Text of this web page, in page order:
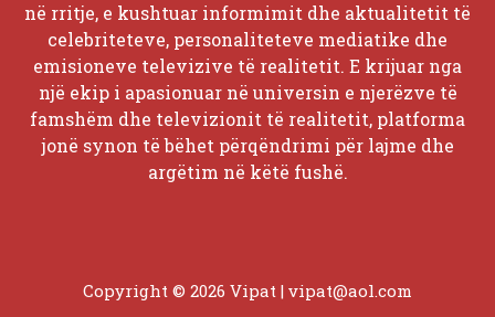
në rritje, e kushtuar informimit dhe aktualitetit të
celebriteteve, personaliteteve mediatike dhe
emisioneve televizive të realitetit. E krijuar nga
një ekip i apasionuar në universin e njerëzve të
famshëm dhe televizionit të realitetit, platforma
jonë synon të bëhet përqëndrimi për lajme dhe
argëtim në këtë fushë.
Copyright © 2026 Vipat | vipat@aol.com